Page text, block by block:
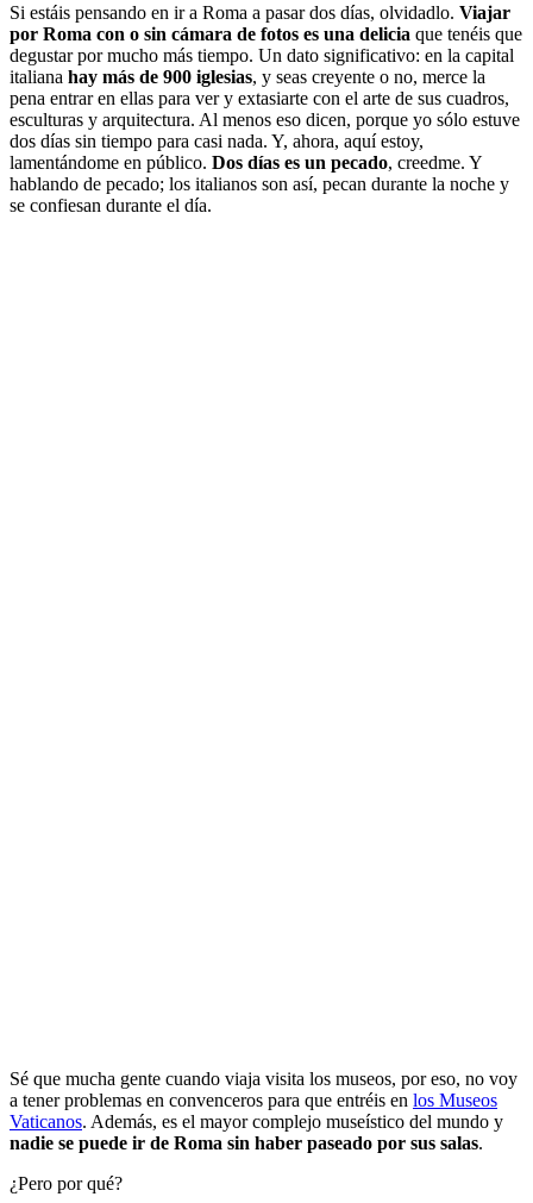
Si estáis pensando en ir a Roma a pasar dos días, olvidadlo. Viajar
por Roma con o sin cámara de fotos es una delicia que tenéis que
degustar por mucho más tiempo. Un dato significativo: en la capital
italiana hay más de 900 iglesias, y seas creyente o no, merce la
pena entrar en ellas para ver y extasiarte con el arte de sus cuadros,
esculturas y arquitectura. Al menos eso dicen, porque yo sólo estuve
dos días sin tiempo para casi nada. Y, ahora, aquí estoy,
lamentándome en público. Dos días es un pecado, creedme. Y
hablando de pecado; los italianos son así, pecan durante la noche y
se confiesan durante el día.
Sé que mucha gente cuando viaja visita los museos, por eso, no voy
a tener problemas en convenceros para que entréis en los Museos
Vaticanos. Además, es el mayor complejo museístico del mundo y
nadie se puede ir de Roma sin haber paseado por sus salas.
¿Pero por qué?